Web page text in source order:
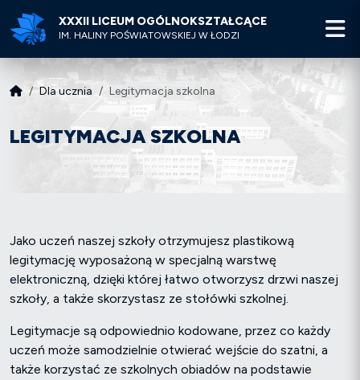
XXXII LICEUM OGÓLNOKSZTAŁCĄCE
IM. HALINY POŚWIATOWSKIEJ W ŁODZI
Dla ucznia Legitymacja szkolna
LEGITYMACJA SZKOLNA
Jako uczeń naszej szkoły otrzymujesz plastikową
legitymację wyposażoną w specjalną warstwę
elektroniczną, dzięki której łatwo otworzysz drzwi naszej
szkoły, a także skorzystasz ze stołówki szkolnej.
Legitymacje są odpowiednio kodowane, przez co każdy
uczeń może samodzielnie otwierać wejście do szatni, a
także korzystać ze szkolnych obiadów na podstawie